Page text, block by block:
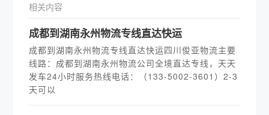
相关内容
​成都到湖南永州物流专线直达快运
成都到湖南永州物流专线直达快运四川俊亚物流主要
线路：成都到湖南永州物流公司全境直达专线，天天
发车24小时服务热线电话：（133-5002-3601）2-3
天可以